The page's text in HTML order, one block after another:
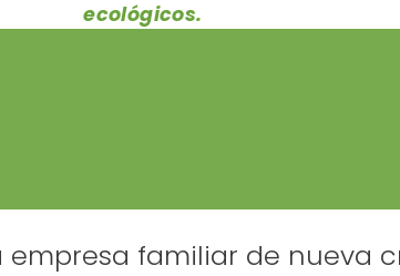
ecológicos.
familiar de nueva